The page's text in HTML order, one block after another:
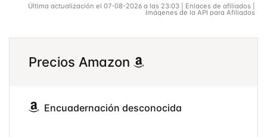
Última actualización el 07-08-2026 a las 23:03 | Enlaces de afiliados |
Imágenes de la API para Afiliados
Precios Amazon
Encuadernación desconocida